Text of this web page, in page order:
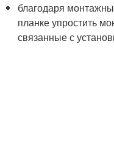
благодаря
планке упростить
связанные с